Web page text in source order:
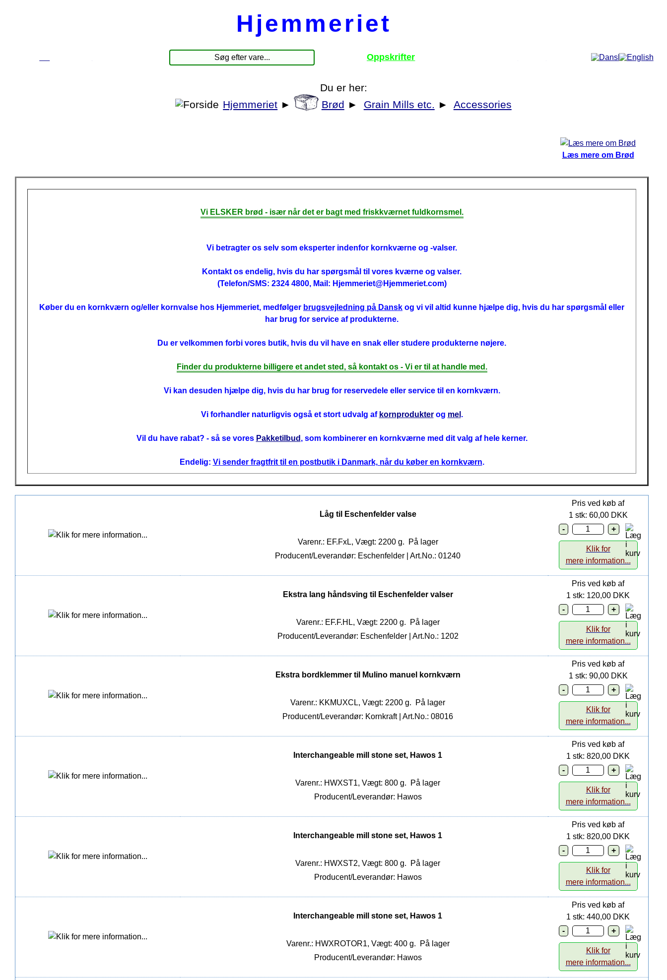
Hjemmeriet
Oppskrifter
Du er her:
Hjemmeriet ► Brød ► Grain Mills etc. ► Accessories
Læs mere om Brød
Vi ELSKER brød - især når det er bagt med friskkværnet fuldkornsmel.
Vi betragter os selv som eksperter indenfor kornkværne og -valser.
Kontakt os endelig, hvis du har spørgsmål til vores kværne og valser.
(Telefon/SMS: 2324 4800, Mail: Hjemmeriet@Hjemmeriet.com)
Køber du en kornkværn og/eller kornvalse hos Hjemmeriet, medfølger brugsvejledning på Dansk og vi vil altid kunne hjælpe dig, hvis du har spørgsmål eller
har brug for service af produkterne.
Du er velkommen forbi vores butik, hvis du vil have en snak eller studere produkterne nøjere.
Finder du produkterne billigere et andet sted, så kontakt os - Vi er til at handle med.
Vi kan desuden hjælpe dig, hvis du har brug for reservedele eller service til en kornkværn.
Vi forhandler naturligvis også et stort udvalg af kornprodukterog mel .
Vil du have rabat? - så se vores Pakketilbud , som kombinerer en kornkværne med dit valg af hele kerner.
Endelig: Vi sender fragtfrit til en postbutik i Danmark, når du køber en kornkværn.
Låg til Eschenfelder valse
Varenr.: EF.FxL, Vægt: 2200 g.
På lager
Producent/Leverandør: Eschenfelder | Art.No.: 01240
Pris ved køb af
1 stk: 60,00 DKK
Klik for
mere information...
Ekstra lang håndsving til Eschenfelder valser
Varenr.: EF.F.HL, Vægt: 2200 g.
På lager
Producent/Leverandør: Eschenfelder | Art.No.: 1202
Pris ved køb af
1 stk: 120,00 DKK
Klik for
mere information...
Ekstra bordklemmer til Mulino manuel kornkværn
Varenr.: KKMUXCL, Vægt: 2200 g.
På lager
Producent/Leverandør: Kornkraft | Art.No.: 08016
Pris ved køb af
1 stk: 90,00 DKK
Klik for
mere information...
Interchangeable mill stone set, Hawos 1
Varenr.: HWXST1, Vægt: 800 g.
På lager
Producent/Leverandør: Hawos
Pris ved køb af
1 stk: 820,00 DKK
Klik for
mere information...
Interchangeable mill stone set, Hawos 1
Varenr.: HWXST2, Vægt: 800 g.
På lager
Producent/Leverandør: Hawos
Pris ved køb af
1 stk: 820,00 DKK
Klik for
mere information...
Interchangeable mill stone set, Hawos 1
Varenr.: HWXROTOR1, Vægt: 400 g.
På lager
Producent/Leverandør: Hawos
Pris ved køb af
1 stk: 440,00 DKK
Klik for
mere information...